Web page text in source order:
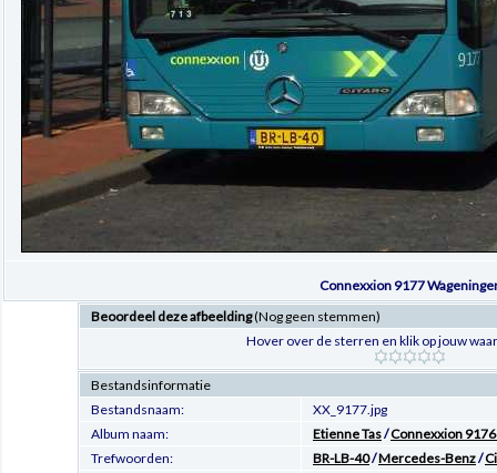
Connexxion 9177
Beoordeel deze afbeelding(Nog geen stemmen)
Hover over de sterren en klik op jouw
Bestandsinformatie
Bestandsnaam:
XX_9177.jpg
Album naam:
Etienne Tas/Connexxion
Trefwoorden:
BR-LB-40/Mercedes-Benz/